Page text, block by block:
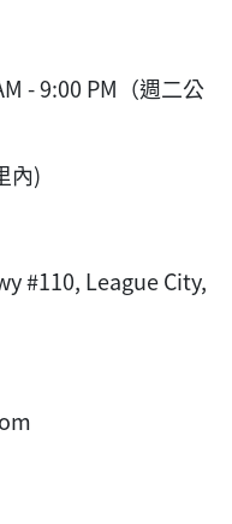
- 9:00 PM（週二公
內)
#110, League City,